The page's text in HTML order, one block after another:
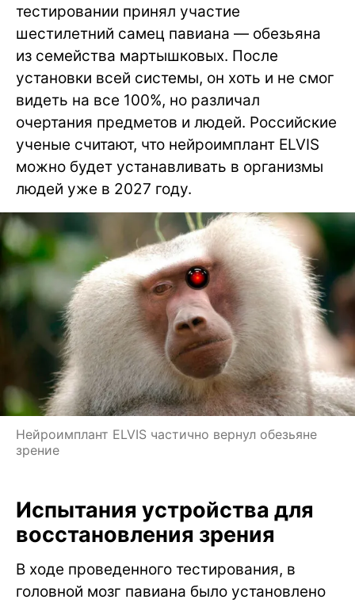
тестировании принял участие
шестилетний самец павиана — обезьяна
из семейства мартышковых. После
установки всей системы, он хоть и не смог
видеть на все 100%, но различал
очертания предметов и людей. Российские
ученые считают, что нейроимплант ELVIS
можно будет устанавливать в организмы
людей уже в 2027 году.
Нейроимплант ELVIS частично вернул обезьяне
зрение
Испытания устройства для
восстановления зрения
В ходе проведенного тестирования, в
головной мозг павиана было установлено